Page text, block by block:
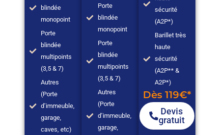
blindée
monopoint
Porte
blindée
multipoints
(3,5 & 7)
Autres
(Porte
d’immeuble,
garage,
caves, etc)
Porte
blindée
monopoint
Porte
blindée
multipoints
(3,5 & 7)
Autres
(Porte
d’immeuble,
garage,
sécurité
(A2P*)
Barillet très
haute
sécurité
(A2P** &
A2P*)
Dès 119€*
Devis
gratuit